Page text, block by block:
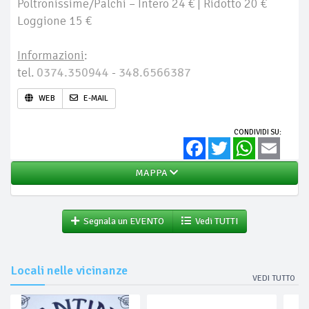
Poltronissime/Palchi – Intero 24 € | Ridotto 20 €
Loggione 15 €
Informazioni:
tel. 0374.350944 - 348.6566387
WEB E-MAIL
CONDIVIDI SU:
FacebookTwitter WhatsApp
MAPPA
Segnala un EVENTO Vedi TUTTI
Locali nelle vicinanze
VEDI TUTTO